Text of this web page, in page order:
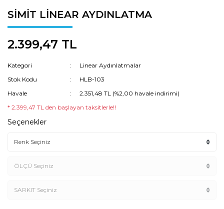
SİMİT LİNEAR AYDINLATMA
2.399,47 TL
Kategori
Linear Aydınlatmalar
Stok Kodu
HLB-103
Havale
2.351,48 TL (%2,00 havale indirimi)
* 2.399,47 TL den başlayan taksitlerle!!
Seçenekler